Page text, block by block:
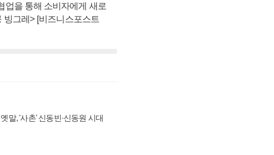
업을 통해 소비자에게 새로
빙그레> [비즈니스포스트
말, '사촌' 신동빈·신동원 시대